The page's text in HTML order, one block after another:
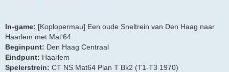
In-game: [Koplopermau] Een oude Sneltrein van Den Haag naar
Haarlem met Mat'64
Beginpunt: Den Haag Centraal
Eindpunt: Haarlem
Spelerstrein: CT NS Mat64 Plan T Bk2 (T1-T3 1970)